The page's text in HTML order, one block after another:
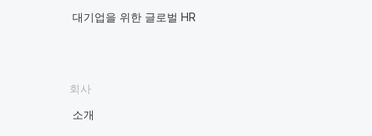
대기업을 위한 글로벌 HR
회사
소개